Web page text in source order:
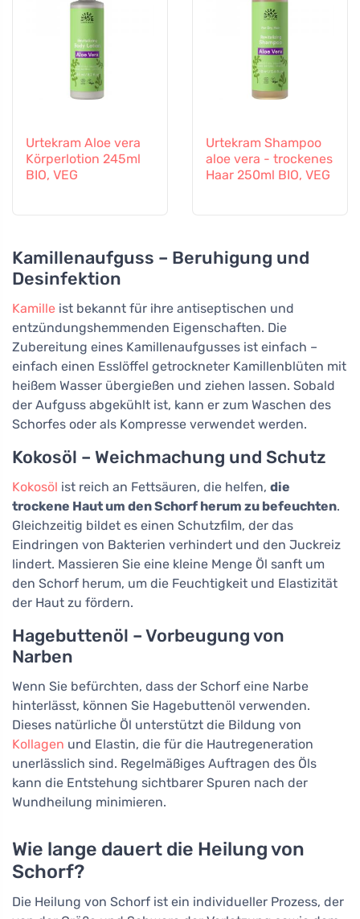
Urtekram Aloe vera
Körperlotion 245ml
BIO, VEG
Urtekram Shampoo
aloe vera - trockenes
Haar 250ml BIO, VEG
Kamillenaufguss – Beruhigung und
Desinfektion
Kamille ist bekannt für ihre antiseptischen und
entzündungshemmenden Eigenschaften. Die
Zubereitung eines Kamillenaufgusses ist einfach –
einfach einen Esslöffel getrockneter Kamillenblüten mit
heißem Wasser übergießen und ziehen lassen. Sobald
der Aufguss abgekühlt ist, kann er zum Waschen des
Schorfes oder als Kompresse verwendet werden.
Kokosöl – Weichmachung und Schutz
Kokosöl ist reich an Fettsäuren, die helfen, die
trockene Haut um den Schorf herum zu befeuchten.
Gleichzeitig bildet es einen Schutzfilm, der das
Eindringen von Bakterien verhindert und den Juckreiz
lindert. Massieren Sie eine kleine Menge Öl sanft um
den Schorf herum, um die Feuchtigkeit und Elastizität
der Haut zu fördern.
Hagebuttenöl – Vorbeugung von
Narben
Wenn Sie befürchten, dass der Schorf eine Narbe
hinterlässt, können Sie Hagebuttenöl verwenden.
Dieses natürliche Öl unterstützt die Bildung von
Kollagen und Elastin, die für die Hautregeneration
unerlässlich sind. Regelmäßiges Auftragen des Öls
kann die Entstehung sichtbarer Spuren nach der
Wundheilung minimieren.
Wie lange dauert die Heilung von
Schorf?
Die Heilung von Schorf ist ein individueller Prozess, der